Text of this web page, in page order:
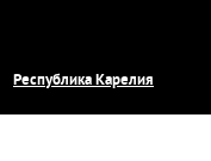
Республика Карелия